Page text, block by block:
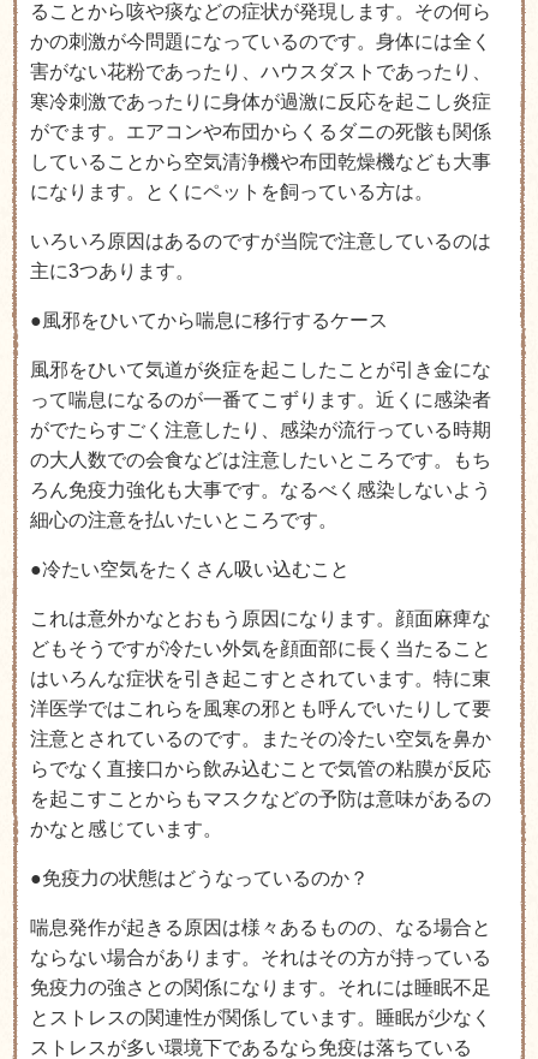
ることから咳や痰などの症状が発現します。その何ら
かの刺激が今問題になっているのです。身体には全く
害がない花粉であったり、ハウスダストであったり、
寒冷刺激であったりに身体が過激に反応を起こし炎症
がでます。エアコンや布団からくるダニの死骸も関係
していることから空気清浄機や布団乾燥機なども大事
になります。とくにペットを飼っている方は。
いろいろ原因はあるのですが当院で注意しているのは
主に3つあります。
●風邪をひいてから喘息に移行するケース
風邪をひいて気道が炎症を起こしたことが引き金にな
って喘息になるのが一番てこずります。近くに感染者
がでたらすごく注意したり、感染が流行っている時期
の大人数での会食などは注意したいところです。もち
ろん免疫力強化も大事です。なるべく感染しないよう
細心の注意を払いたいところです。
●冷たい空気をたくさん吸い込むこと
これは意外かなとおもう原因になります。顔面麻痺な
どもそうですが冷たい外気を顔面部に長く当たること
はいろんな症状を引き起こすとされています。特に東
洋医学ではこれらを風寒の邪とも呼んでいたりして要
注意とされているのです。またその冷たい空気を鼻か
らでなく直接口から飲み込むことで気管の粘膜が反応
を起こすことからもマスクなどの予防は意味があるの
かなと感じています。
●免疫力の状態はどうなっているのか？
喘息発作が起きる原因は様々あるものの、なる場合と
ならない場合があります。それはその方が持っている
免疫力の強さとの関係になります。それには睡眠不足
とストレスの関連性が関係しています。睡眠が少なく
ストレスが多い環境下であるなら免疫は落ちている